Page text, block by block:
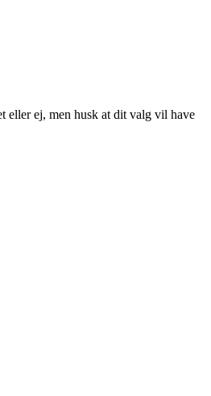
eller ej, men husk at dit valg vil have